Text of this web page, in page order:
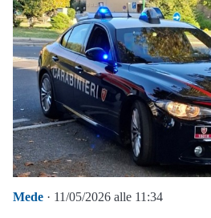
Mede · 11/05/2026 alle 11:34